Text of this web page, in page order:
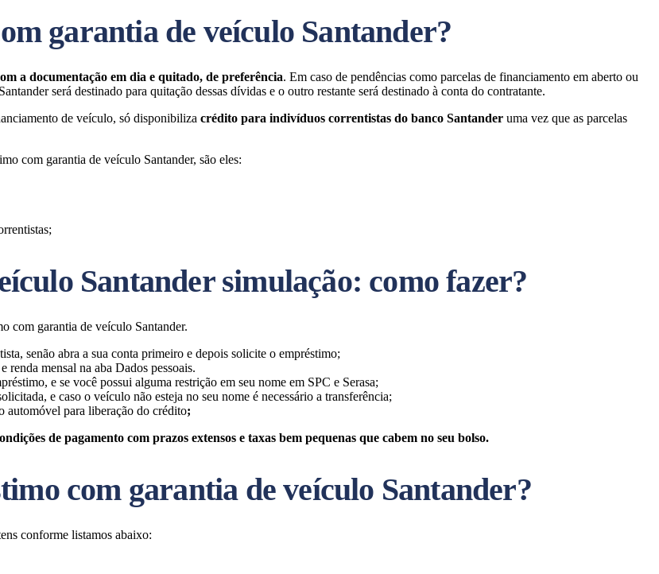
garantia de veículo Santander?
a documentação em dia e quitado, de preferência. Em caso de pendências como parcelas de financiamento em aberto ou
será destinado para quitação dessas dívidas e o outro restante será destinado à conta do contratante.
de veículo, só disponibiliza crédito para indivíduos correntistas do banco Santander uma vez que as parcelas
com garantia de veículo Santander, são eles:
Santander simulação: como fazer?
com garantia de veículo Santander.
senão abra a sua conta primeiro e depois solicite o empréstimo;
renda mensal na aba Dados pessoais.
e se você possui alguma restrição em seu nome em SPC e Serasa;
e caso o veículo não esteja no seu nome é necessário a transferência;
automóvel para liberação do crédito;
de pagamento com prazos extensos e taxas bem pequenas que cabem no seu bolso.
com garantia de veículo Santander?
conforme listamos abaixo: